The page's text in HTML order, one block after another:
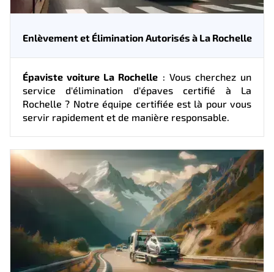
Enlèvement et Élimination Autorisés à La Rochelle
Épaviste voiture La Rochelle : Vous cherchez un
service d'élimination d'épaves certifié à La
Rochelle ? Notre équipe certifiée est là pour vous
servir rapidement et de manière responsable.